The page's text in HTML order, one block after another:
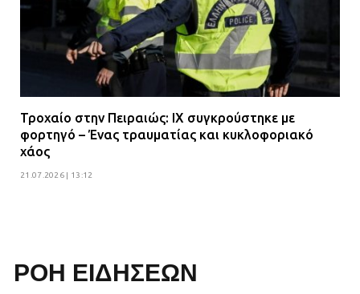
Τροχαίο στην Πειραιώς: ΙΧ συγκρούστηκε με
φορτηγό – Ένας τραυματίας και κυκλοφοριακό
χάος
21.07.2026 | 13:12
ΡΟΗ ΕΙΔΗΣΕΩΝ